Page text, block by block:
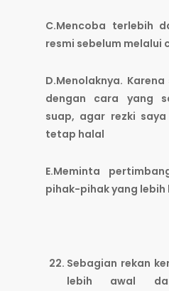
C.Mencoba terlebih
resmi sebelum melalui
D.Menolaknya.
dengan cara yang
suap, agar rezki
tetap halal
E.Meminta
pihak-pihak yang
Sebagian rekan
lebih awal